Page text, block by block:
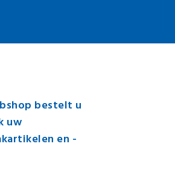
bestelt u
uw
en -